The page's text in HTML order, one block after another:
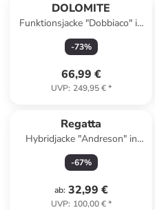
DOLOMITE
Funktionsjacke "Dobbiaco" in
Grün
-73%
66,99 €
UVP: 249,95 €*
Regatta
Hybridjacke "Andreson" in
Creme
-67%
ab: 32,99 €
UVP: 100,00 €*